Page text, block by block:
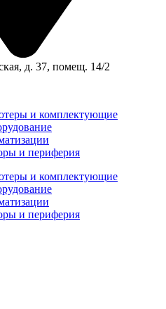
д. 37, помещ. 14/2
и комплектующие
и периферия
и комплектующие
и периферия